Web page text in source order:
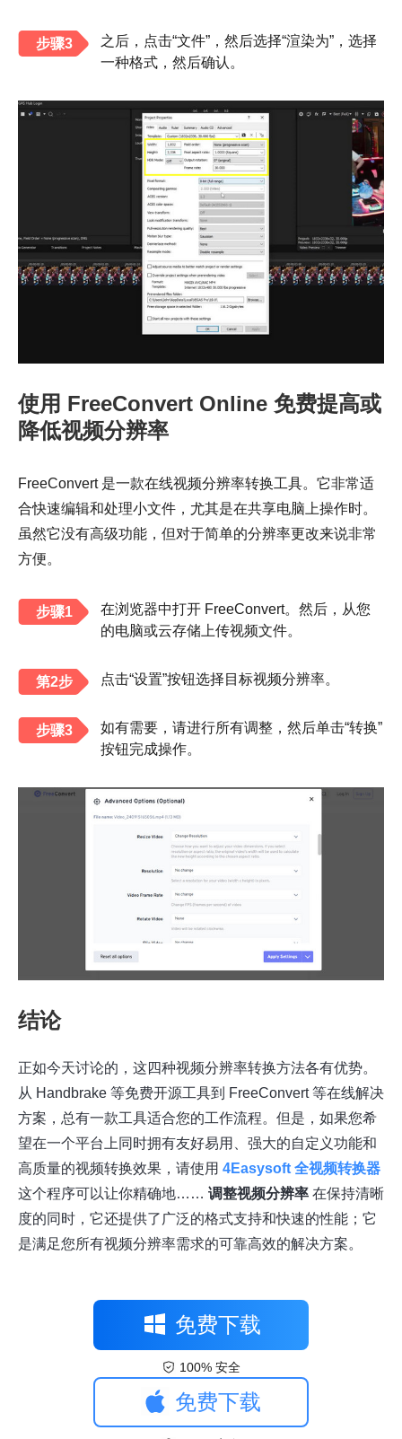
步骤3
之后，点击“文件”，然后选择“渲染为”，选择
一种格式，然后确认。
使用 FreeConvert Online 免费提高或
降低视频分辨率
FreeConvert 是一款在线视频分辨率转换工具。它非常适
合快速编辑和处理小文件，尤其是在共享电脑上操作时。
虽然它没有高级功能，但对于简单的分辨率更改来说非常
方便。
步骤1
在浏览器中打开 FreeConvert。然后，从您
的电脑或云存储上传视频文件。
第2步 点击“设置”按钮选择目标视频分辨率。
步骤3
如有需要，请进行所有调整，然后单击“转换”
按钮完成操作。
结论
正如今天讨论的，这四种视频分辨率转换方法各有优势。
从 Handbrake 等免费开源工具到 FreeConvert 等在线解决
方案，总有一款工具适合您的工作流程。但是，如果您希
望在一个平台上同时拥有友好易用、强大的自定义功能和
高质量的视频转换效果，请使用 4Easysoft 全视频转换器
这个程序可以让你精确地…… 调整视频分辨率 在保持清晰
度的同时，它还提供了广泛的格式支持和快速的性能；它
是满足您所有视频分辨率需求的可靠高效的解决方案。
免费下载
100% 安全
免费下载